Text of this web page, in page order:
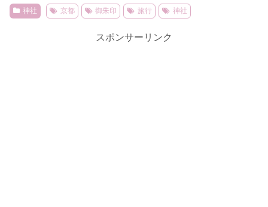
神社 京都 御朱印 旅行 神社
スポンサーリンク